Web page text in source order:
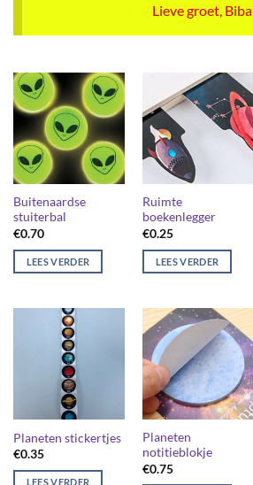
Lieve groet, Biba
Buitenaardse
stuiterbal
€0.70
LEES VERDER
Ruimte
boekenlegger
€0.25
LEES VERDER
Planeten stickertjes
€0.35
LEES VERDER
Planeten
notitieblokje
€0.75